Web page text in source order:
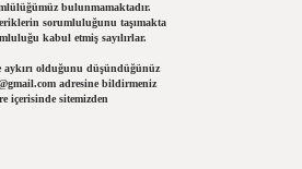
bulunmamaktadır.
sorumluluğunu taşımakta
kabul etmiş sayılırlar.
aykırı olduğunu düşündüğünüz
adresine bildirmeniz
içerisinde sitemizden